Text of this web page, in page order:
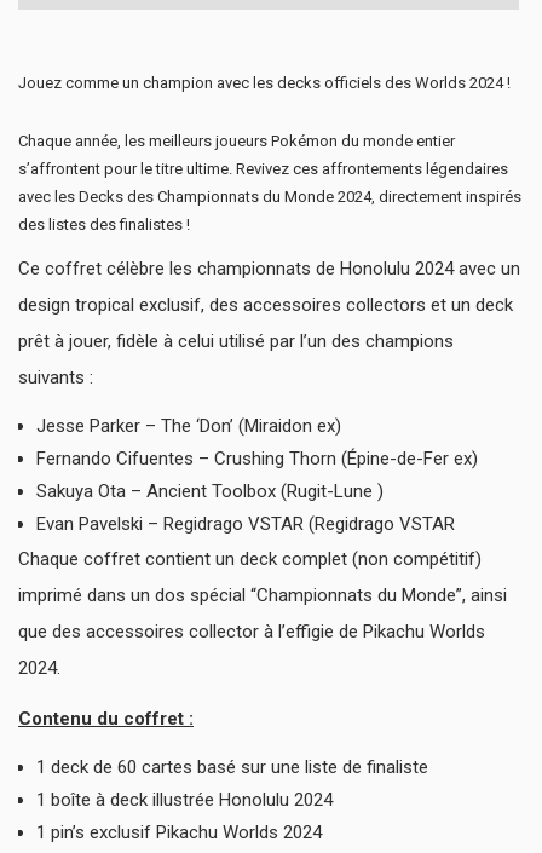
Jouez comme un champion avec les decks officiels des Worlds 2024 !
Chaque année, les meilleurs joueurs Pokémon du monde entier
s’affrontent pour le titre ultime. Revivez ces affrontements légendaires
avec les Decks des Championnats du Monde 2024, directement inspirés
des listes des finalistes !
Ce coffret célèbre les championnats de Honolulu 2024 avec un
design tropical exclusif, des accessoires collectors et un deck
prêt à jouer, fidèle à celui utilisé par l’un des champions
suivants :
Jesse Parker – The ‘Don’ (Miraidon ex)
Fernando Cifuentes – Crushing Thorn (Épine-de-Fer ex)
Sakuya Ota – Ancient Toolbox (Rugit-Lune )
Evan Pavelski – Regidrago VSTAR (Regidrago VSTAR
Chaque coffret contient un deck complet (non compétitif)
imprimé dans un dos spécial “Championnats du Monde”, ainsi
que des accessoires collector à l’effigie de Pikachu Worlds
2024.
Contenu du coffret :
1 deck de 60 cartes basé sur une liste de finaliste
1 boîte à deck illustrée Honolulu 2024
1 pin’s exclusif Pikachu Worlds 2024